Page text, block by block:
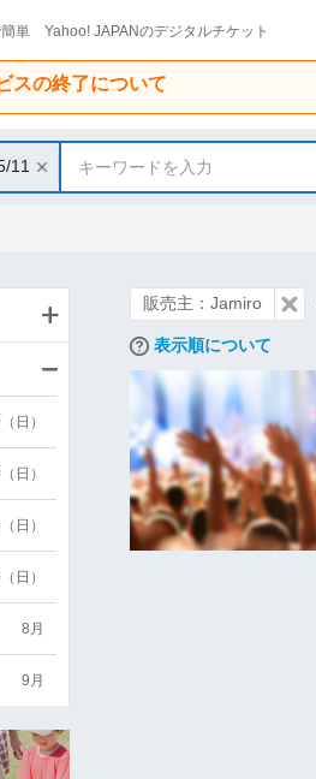
単 Yahoo! JAPANのデジタルチケット
スの終了について
11 キーワードを入力
販売主：Jamiro
表示順について
日）
日）
日）
日）
8月
9月